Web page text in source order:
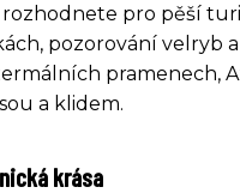
rozhodnete pro pěší
pozorování velryb
pramenech,
a klidem.
krása